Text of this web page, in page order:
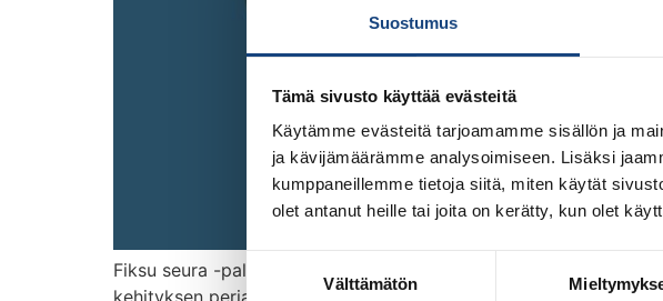
Suostumus
Tämä sivusto käyttää evästeitä
Käytämme evästeitä tarjoamamme sisällön ja
ja kävijämäärämme analysoimiseen. Lisäksi
kumppaneillemme tietoja siitä, miten käytät
olet antanut heille tai joita on kerätty, kun olet
valinta
Välttämätön
Fiksu seura -palkinnolla palkitaan ympäristön kannalta fiksusti